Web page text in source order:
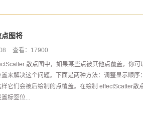
图将
查看：17900
散点图中，如果某些点被其他点覆盖，你
置来解决这个问题。下面是两种方法：调整显示顺
样它们会被后绘制的点覆盖。在绘制 effectScatter散
置标签位...